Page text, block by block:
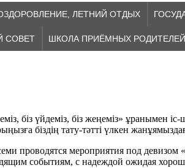
ЛЕТНИЙ ОТДЫХ
СОВЕТ ШКОЛА ПРИЁМНЫХ РОДИТЕЛЕЙ
біз үйдеміз, біз жеңеміз» ұранымен
біздің тату-тәтті үлкен
проводятся мероприятия под
событиям, с надеждой ожидая